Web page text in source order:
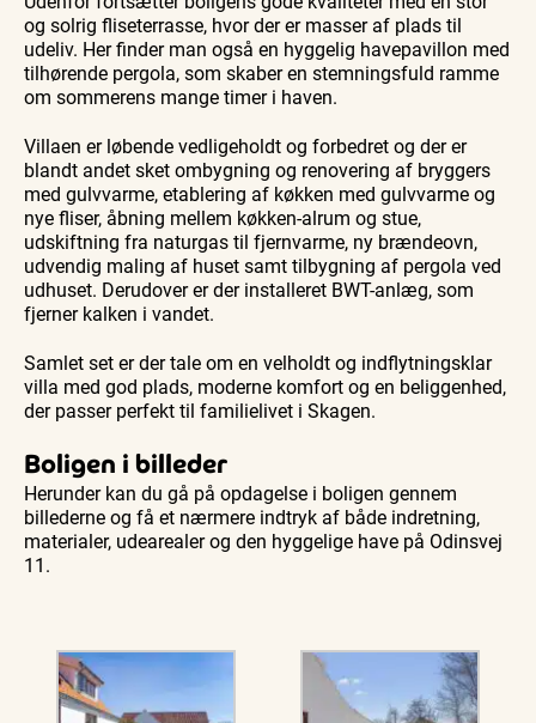
og solrig fliseterrasse, hvor der er masser af plads til
udeliv. Her finder man også en hyggelig havepavillon med
tilhørende pergola, som skaber en stemningsfuld ramme
om sommerens mange timer i haven.
Villaen er løbende vedligeholdt og forbedret og der er
blandt andet sket ombygning og renovering af bryggers
med gulvvarme, etablering af køkken med gulvvarme og
nye fliser, åbning mellem køkken-alrum og stue,
udskiftning fra naturgas til fjernvarme, ny brændeovn,
udvendig maling af huset samt tilbygning af pergola ved
udhuset. Derudover er der installeret BWT-anlæg, som
fjerner kalken i vandet.
Samlet set er der tale om en velholdt og indflytningsklar
villa med god plads, moderne komfort og en beliggenhed,
der passer perfekt til familielivet i Skagen.
Boligen i billeder
Herunder kan du gå på opdagelse i boligen gennem
billederne og få et nærmere indtryk af både indretning,
materialer, udearealer og den hyggelige have på Odinsvej
11.